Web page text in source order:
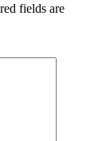
fields are